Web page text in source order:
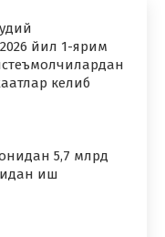
йил 1-ярим
келиб
5,7 млрд
иш